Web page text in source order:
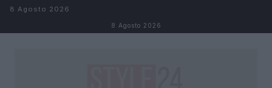
Salta al contenuto
8 Agosto 2026
8 Agosto 2026